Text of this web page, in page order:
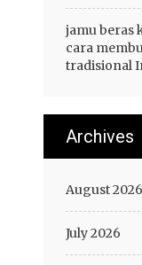
jamu beras
cara
tradisional
Archives
August 2026
July 2026